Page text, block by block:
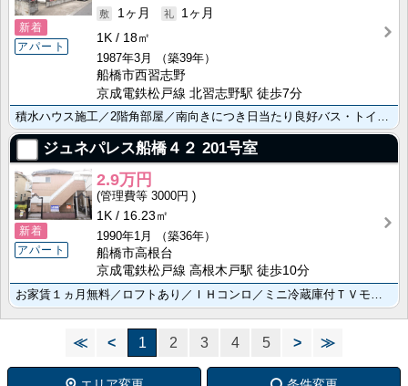
新着
アパート
1ヶ月
1ヶ月
1K
18㎡
1987年3月
（築39年）
船橋市西習志野
京成電鉄松戸線 北習志野駅 徒歩7分
積水ハウス施工／2階角部屋／南向きにつき日当たり良好バス・トイレ別／温水洗浄便座、あると便利です／追･･･
ジュネパレス船橋４２ 201号室
新着
アパート
2.9万円
3000円
1K
16.23㎡
1990年1月
（築36年）
船橋市高根台
京成電鉄松戸線 高根木戸駅 徒歩10分
お家賃１ヵ月無料／ロフトあり／ＩＨコンロ／ミニ冷蔵庫付ＴＶモニターホンで来訪者をチェック／スーパー・･･･
≪ < 1 2 3 4 5 > ≫